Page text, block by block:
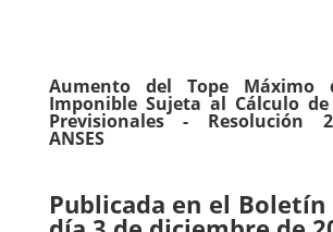
Aumento del Tope Máximo
Imponible Sujeta al Cálculo
Previsionales - Resolución
ANSES
Publicada en el